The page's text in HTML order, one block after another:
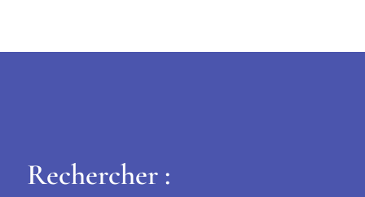
Rechercher :